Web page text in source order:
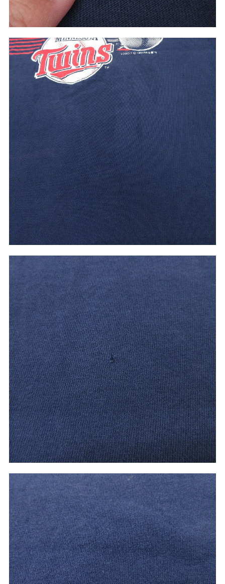
週刊ラッシュアウト新聞
メディア・イベント情報
Youtube 古着屋Rush Out チャンネル
スタッフコーディネート
ご利用案内
お客様の声
レビュー1万件突破
お気に入りリスト
会員登録
メルマガ登録
会社概要
店舗一覧
古着卸売
特定商取引法に基づく表示
プライバシーポリシー
お問い合わせ